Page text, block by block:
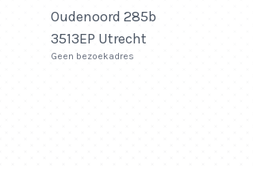
Adres
Oudenoord 285b
3513EP Utrecht
Geen bezoekadres